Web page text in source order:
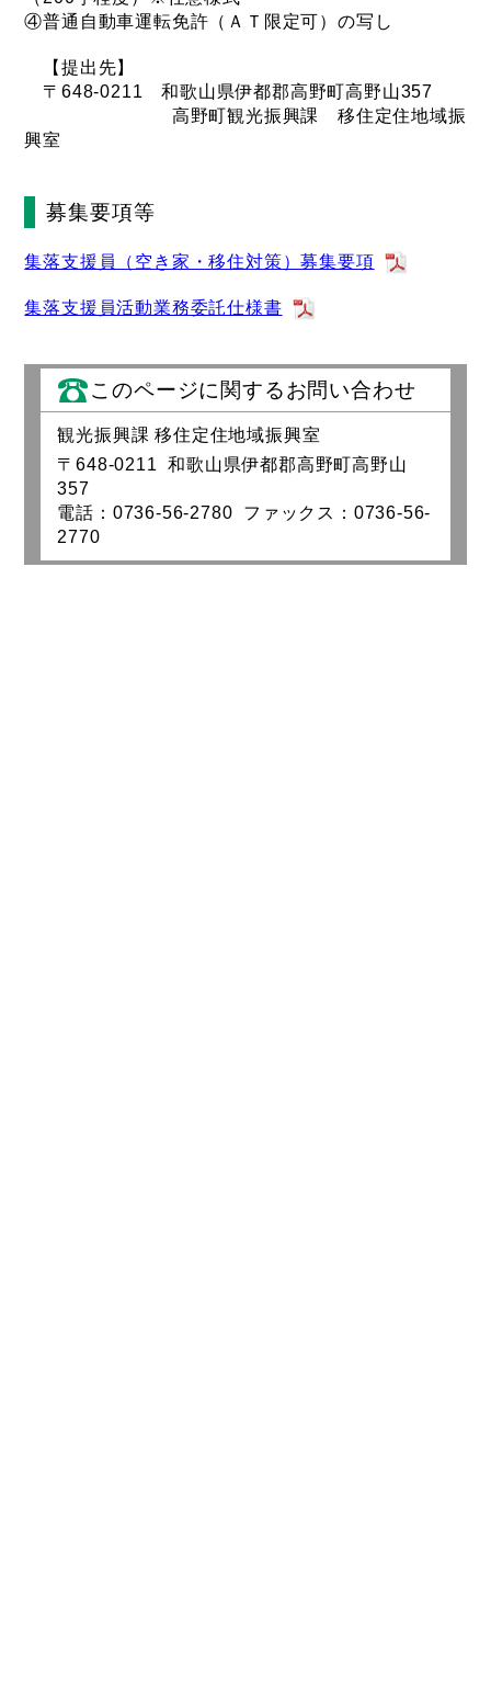
④普通自動車運転免許（ＡＴ限定可）の写し
【提出先】
〒648-0211 和歌山県伊都郡高野町高野山357
高野町観光振興課 移住定住地域振
興室
募集要項等
集落支援員（空き家・移住対策）募集要項
集落支援員活動業務委託仕様書
このページに関するお問い合わせ
観光振興課 移住定住地域振興室
〒648-0211 和歌山県伊都郡高野町高野山
357
電話：0736-56-2780 ファックス：0736-56-
2770